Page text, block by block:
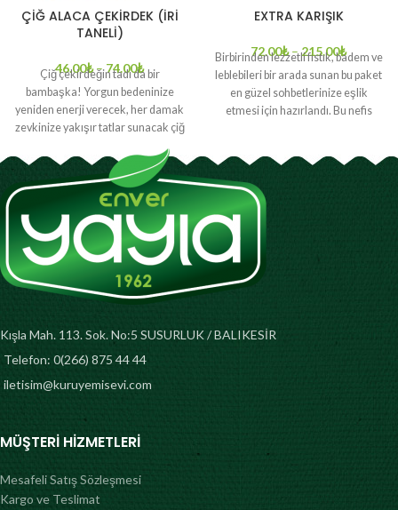
ÇİĞ ALACA ÇEKİRDEK (İRİ
TANELİ)
46.00₺–74.00₺
Çiğ çekirdeğin tadı da bir
bambaşka! Yorgun bedeninize
yeniden enerji verecek, her damak
zevkinize yakışır tatlar sunacak çiğ
ayıramayacaksınız. Çiğ alaca
çekirdeğin, sağlık açısından birçok
faydası bulunmaktadır.
Sakinleştirici yapısı, kalp damar
sağlığını koruması, zengin
magnezyum kaynağı olması, sinir
sistemini düzenlemesi, kan
basıncını dengelemesi gibi birçok
faydası bulunuyor. Gerek misafir
izlerken tabaklardan eksik
edemeyeceğiniz bu lezzet
EXTRA KARIŞIK
72.00₺–215.00₺
Birbirinden lezzetli fıstık, badem ve
leblebileri bir arada sunan bu paket
en güzel sohbetlerinize eşlik
etmesi için hazırlandı. Bu nefis
hale getirmek için sizleri
kuruyemisevi.com da bekliyor.
Paket İçeriği: Tuzlu leblebi, Tuzsuz
leblebi, Sarı Çıtır, Beyaz Çıtır, Nohut,
Badem, Tuzsuz Fındık, Tuzsuz
Kışla Mah. 113. Sok. No:5 SUSURLUK / BALIKESİR
Telefon: 0(266) 875 44 44
iletisim@kuruyemisevi.com
MÜŞTERI HIZMETLERI
Mesafeli Satış Sözleşmesi
Kargo ve Teslimat